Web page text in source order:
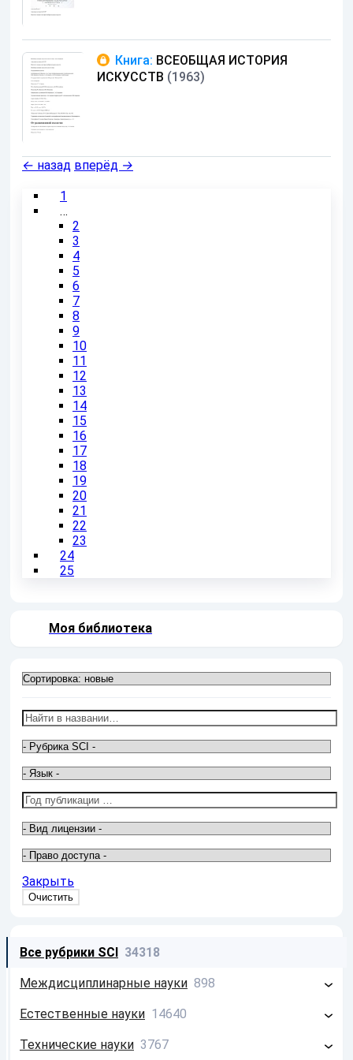
Книга: ВСЕОБЩАЯ ИСТОРИЯ
ИСКУССТВ (1963)
← назад вперёд →
1
…
2
3
4
5
6
7
8
9
10
11
12
13
14
15
16
17
18
19
20
21
22
23
24
25
Моя библиотека
Закрыть
Все рубрики SCI 34318
Междисциплинарные науки 898
Философия
213
Естественные науки 14640
Математика 2586
Технические науки 3767